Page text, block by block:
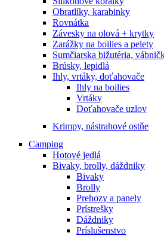
Obratlíky, karabinky
Rovnátka
Závesky na olová + krytky
Zarážky na boilies a pelety
Sumčiarska bižutéria,
Brúsky, lepidlá
Ihly, vrtáky, doťahovače
Ihly na boilies
Vrtáky
Doťahovače uzlov
Krimpy, nástrahové ostňe
Camping
Hotové jedlá
Bivaky, brolly, dáždniky
Bivaky
Brolly
Prehozy a panely
Prístrešky
Dáždniky
Príslušenstvo